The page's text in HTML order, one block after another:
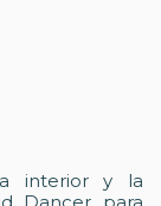
interior y la
Dancer para